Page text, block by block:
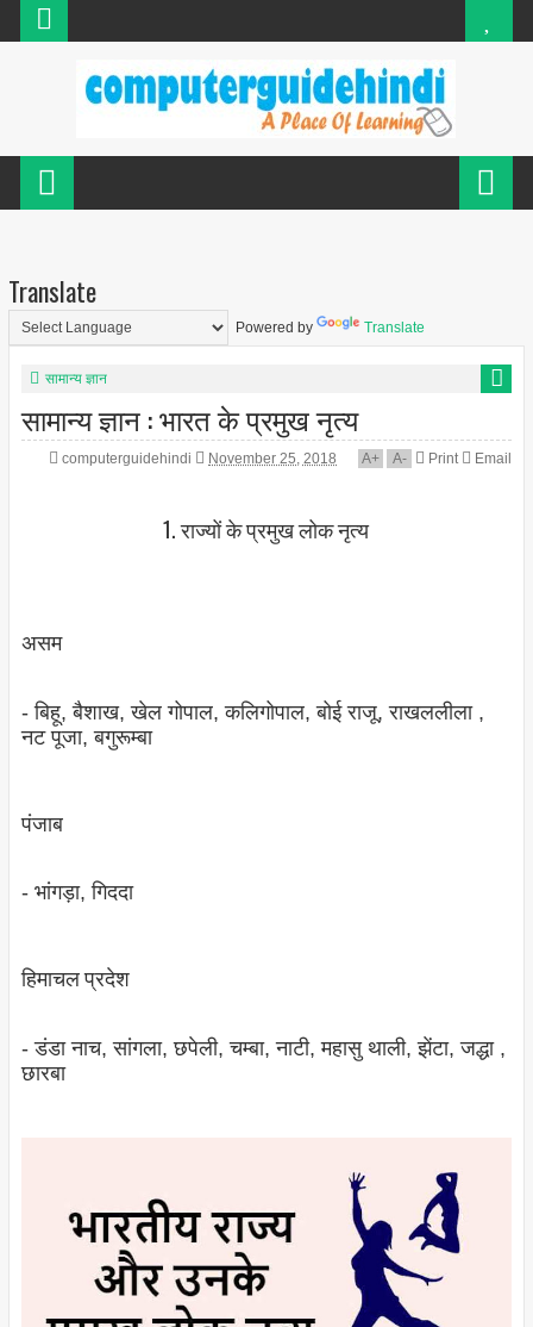
Translate
Powered by Translate
सामान्य ज्ञान
सामान्य ज्ञान : भारत के प्रमुख नृत्य
computerguidehindi November 25, 2018 A+ A- Print Email
1. राज्यों के प्रमुख लोक नृत्‍य
असम
- बिहू, बैशाख, खेल गोपाल, कलिगोपाल, बोई राजू, राखललीला ,
नट पूजा, बगुरूम्‍बा
पंजाब
- भांगड़ा, गिददा
हिमाचल प्रदेश
- डंडा नाच, सांगला, छपेली, चम्‍बा, नाटी, महासु थाली, झेंटा, जद्धा ,
छारबा